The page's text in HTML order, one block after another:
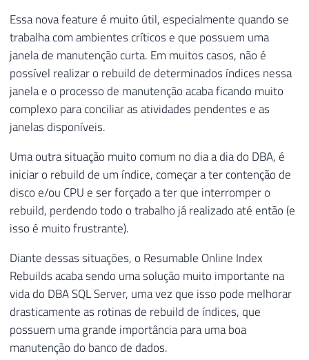
Essa nova feature é muito útil, especialmente quando se
trabalha com ambientes críticos e que possuem uma
janela de manutenção curta. Em muitos casos, não é
possível realizar o rebuild de determinados índices nessa
janela e o processo de manutenção acaba ficando muito
complexo para conciliar as atividades pendentes e as
janelas disponíveis.
Uma outra situação muito comum no dia a dia do DBA, é
iniciar o rebuild de um índice, começar a ter contenção de
disco e/ou CPU e ser forçado a ter que interromper o
rebuild, perdendo todo o trabalho já realizado até então (e
isso é muito frustrante).
Diante dessas situações, o Resumable Online Index
Rebuilds acaba sendo uma solução muito importante na
vida do DBA SQL Server, uma vez que isso pode melhorar
drasticamente as rotinas de rebuild de índices, que
possuem uma grande importância para uma boa
manutenção do banco de dados.